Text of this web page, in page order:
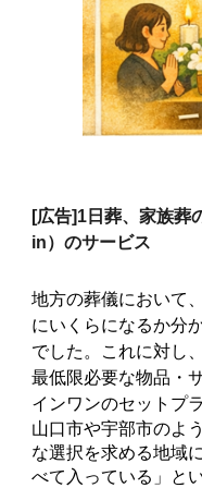
[広告]1日葬、家族葬
in）のサービス
地方の葬儀において
にいくらになるか分
でした。これに対し、
最低限必要な物品・
インワンのセットプ
山口市や宇部市のよ
な選択を求める地域
べて入っている」と